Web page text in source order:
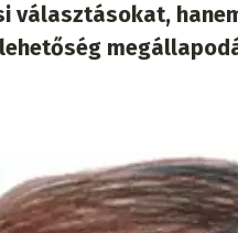
választásokat,